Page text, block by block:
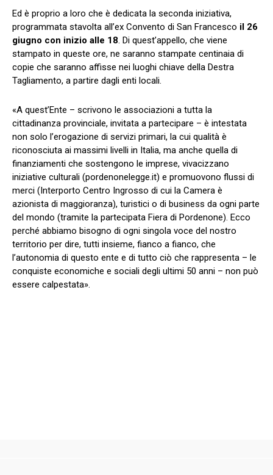
Ed è proprio a loro che è dedicata la seconda iniziativa,
programmata stavolta all’ex Convento di San Francesco il 26
giugno con inizio alle 18. Di quest’appello, che viene
stampato in queste ore, ne saranno stampate centinaia di
copie che saranno affisse nei luoghi chiave della Destra
Tagliamento, a partire dagli enti locali.
«A quest’Ente – scrivono le associazioni a tutta la
cittadinanza provinciale, invitata a partecipare – è intestata
non solo l’erogazione di servizi primari, la cui qualità è
riconosciuta ai massimi livelli in Italia, ma anche quella di
finanziamenti che sostengono le imprese, vivacizzano
iniziative culturali (pordenonelegge.it) e promuovono flussi di
merci (Interporto Centro Ingrosso di cui la Camera è
azionista di maggioranza), turistici o di business da ogni parte
del mondo (tramite la partecipata Fiera di Pordenone). Ecco
perché abbiamo bisogno di ogni singola voce del nostro
territorio per dire, tutti insieme, fianco a fianco, che
l’autonomia di questo ente e di tutto ciò che rappresenta – le
conquiste economiche e sociali degli ultimi 50 anni – non può
essere calpestata».